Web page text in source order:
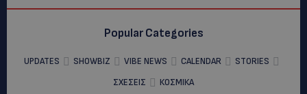
Popular Categories
UPDATES SHOWBIZ VIBE NEWS CALENDAR
STORIES
ΣΧΕΣΕΙΣ
ΚΟΣΜΙΚΑ